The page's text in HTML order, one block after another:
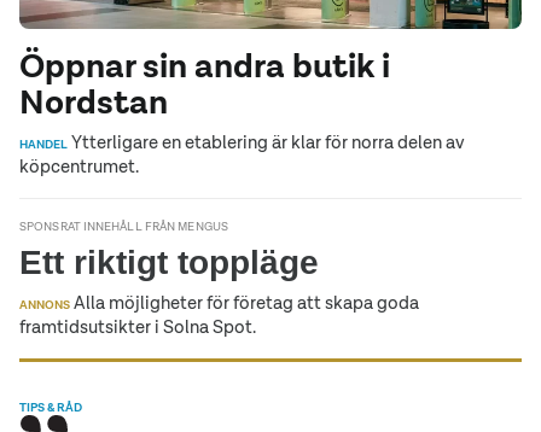
Öppnar sin andra butik i
Nordstan
HANDEL Ytterligare en etablering är klar för norra delen av
köpcentrumet.
SPONSRAT INNEHÅLL FRÅN MENGUS
Ett riktigt toppläge
ANNONS Alla möjligheter för företag att skapa goda
framtidsutsikter i Solna Spot.
TIPS & RÅD